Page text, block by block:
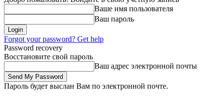
Ваше имя пользователя
Ваш пароль
Forgot your password? Get help
Password recovery
Восстановите свой пароль
Ваш адрес электронной почты
Пароль будет выслан Вам по электронной почте.